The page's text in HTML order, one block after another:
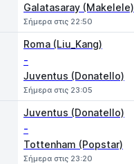
Galatasaray (Makelele)
Σήμερα στις 22:50
Roma (Liu_Kang)
-
Juventus (Donatello)
Σήμερα στις 23:05
Juventus (Donatello)
-
Tottenham (Popstar)
Σήμερα στις 23:20